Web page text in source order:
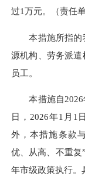
过1万元。（责任
本措施所指的我
源机构、劳务派
员工。
本措施自2026
日，2026年1月1
外，本措施条款
优、从高、不重复
年市级政策执行。